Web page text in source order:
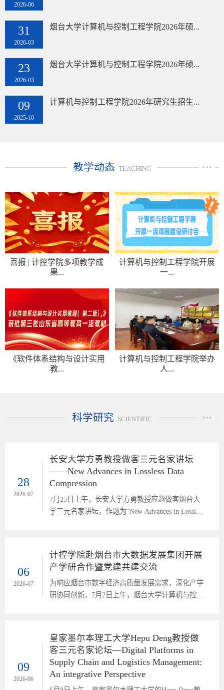
2026-06
31
2026-03
烟台大学计算机与控制工程学院2026年硕...
23
2026-03
烟台大学计算机与控制工程学院2026年硕...
09
2025-10
计算机与控制工程学院2026年研究生招生...
教学动态 TEACHING
喜报 | 计控学院多项教学成
果...
计算机与控制工程学院开展
一...
《软件体系结构与设计实用
教...
计算机与控制工程学院举办
人...
科学研究 SCIENTIFIC
28
2026-07
长安大学方勇教授做客三元名家讲坛
——New Advances in Lossless Data
Compression
7月25日上午，长安大学方勇教授应邀做客烟台大
学三元名家讲坛，作题为“New Advances in Lossless
绕无损数据压缩的发展背景、基本理论与前沿应用
展开讲解，系统介绍了信源编码、算术编码和分布
式编码等内容，并结合SpaceX星舰第13次发射成功
的案例，说明分布式编码在复杂系统多源数...
06
2026-07
计控学院赴烟台市大数据发展集团开展
产学研合作暨党建共建交流
为响应烟台市数字经济高质量发展需求，深化产学
研协同创新，7月2日上午，烟台大学计算机与控制
师团队首先参观了人工智能数字化展厅，深入了解
集团在数字基建、智慧城市、数据运营等领域的最
新成果。作为市属国有数字产业平台，集团承担着
全市重点信息化项目建设，为校地合作提供了丰
09
2026-06
皇家墨尔本理工大学Hepu Deng教授做
客三元名家论坛—Digital Platforms in
Supply Chain and Logistics Management:
An integrative Perspective